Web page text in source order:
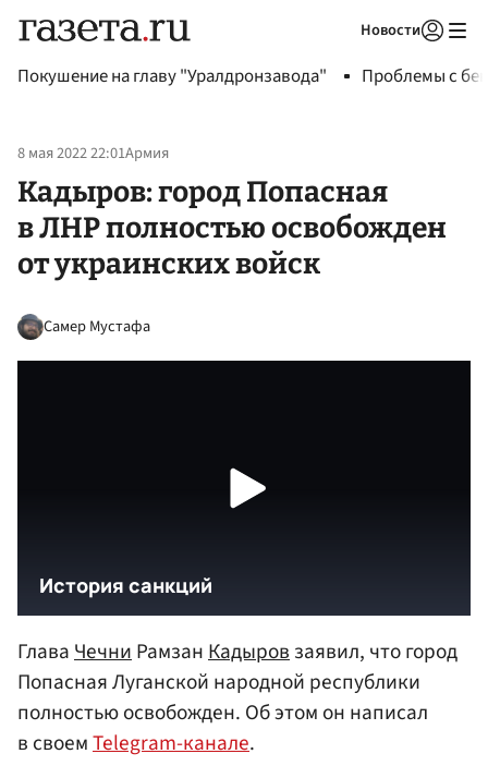
Новости
Покушение на главу "Уралдронзавода" Проблемы с
8 мая 2022 22:01Армия
Кадыров: город Попасная
в ЛНР полностью освобожден
от украинских войск
Самер Мустафа
ГлаваЧечниРамзанКадыровзаявил, что город
Попасная Луганской народной республики
полностью освобожден. Об этом он написал
в своемTelegram-канале.